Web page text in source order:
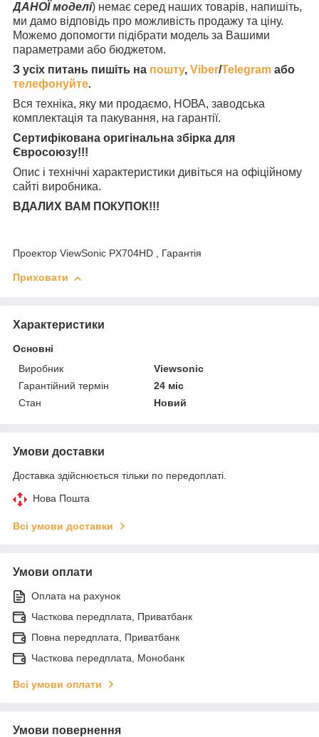
ДАНОЇ моделі) немає серед наших товарів, напишіть,
ми дамо відповідь про можливість продажу та ціну.
Можемо допомогти підібрати модель за Вашими
параметрами або бюджетом.
З усіх питань пишіть на пошту, Viber/Telegram або
телефонуйте.
Вся техніка, яку ми продаємо, НОВА, заводська
комплектація та пакування, на гарантії.
Сертифікована оригінальна збірка для
Євросоюзу!!!
Опис і технічні характеристики дивіться на офіційному
сайті виробника.
ВДАЛИХ ВАМ ПОКУПОК!!!
Проектор ViewSonic PX704HD , Гарантія
Приховати
Характеристики
Основні
Виробник
Viewsonic
Гарантійний термін
24 міс
Стан
Новий
Умови доставки
Доставка здійснюється тільки по передоплаті.
Нова Пошта
Всі умови доставки
Умови оплати
Оплата на рахунок
Часткова передплата, Приватбанк
Повна передплата, Приватбанк
Часткова передплата, Монобанк
Всі умови оплати
Умови повернення